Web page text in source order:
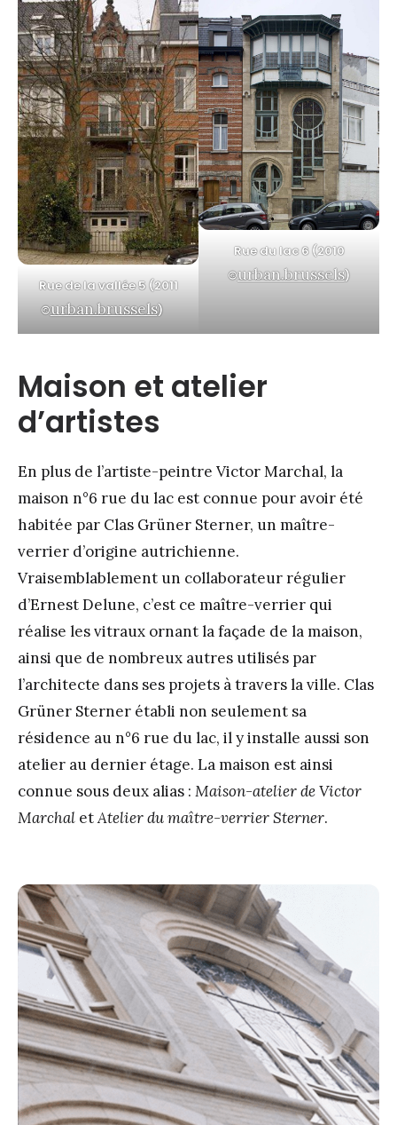
Rue de la vallée 5 (2011
©urban.brussels)
Rue du lac 6 (2010
©urban.brussels)
Maison et atelier
d’artistes
En plus de l’artiste-peintre Victor Marchal, la
maison n°6 rue du lac est connue pour avoir été
habitée par Clas Grüner Sterner, un maître-
verrier d’origine autrichienne.
Vraisemblablement un collaborateur régulier
d’Ernest Delune, c’est ce maître-verrier qui
réalise les vitraux ornant la façade de la maison,
ainsi que de nombreux autres utilisés par
l’architecte dans ses projets à travers la ville. Clas
Grüner Sterner établi non seulement sa
résidence au n°6 rue du lac, il y installe aussi son
atelier au dernier étage. La maison est ainsi
connue sous deux alias : Maison-atelier de Victor
Marchal etAtelier du maître-verrier Sterner.